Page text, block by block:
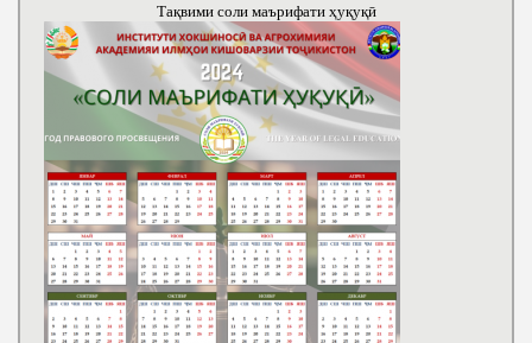
Тақвими соли маърифати ҳуқуқӣ